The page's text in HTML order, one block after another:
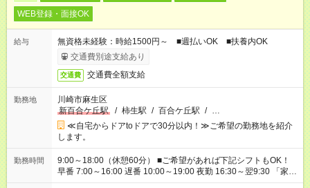
WEB登録・面接OK
給与
無資格未経験：時給1500円～ ■週払いOK ■扶養内OK
交通費別途支給あり
交通費 交通費全額支給
勤務地
川崎市麻生区
新百合ケ丘駅
/ 柿生駅 / 百合ケ丘駅 / …
≪自宅からドアtoドアで30分以内！≫ご希望の勤務地を紹介
します。
勤務時間
9:00～18:00（休憩60分） ■ご希望があれば下記シフトもOK！
早番 7:00～16:00 遅番 10:00～19:00 夜勤 16:30～翌9:30 「家族
と休みを合わせたい」 「余裕を持って夕飯の準備がしたい」